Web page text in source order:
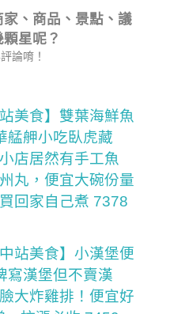
家、商品、景點、議
星呢？
論唷！
美食】雙葉海鮮魚
艋舺小吃臥虎藏
店居然有手工魚
丸，便宜大碗份量
回家自己煮 7378
站美食】小漢堡便
寫漢堡但不賣漢
大炸雞排！便宜好